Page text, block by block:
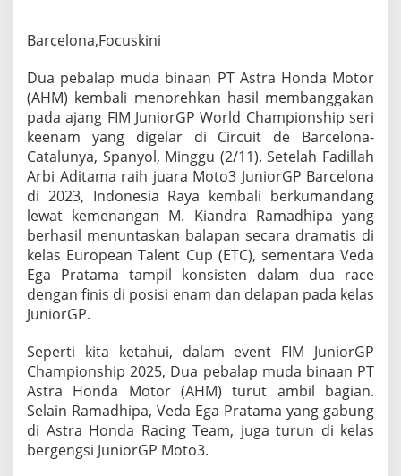
e
e
s
a
t
K
e
n
c
a
n
g
d
i
B
a
e
l
o
n
C
i
p
Barcelona,Focuskini
Dua pebalap muda binaan PT Astra Honda Motor
(AHM) kembali menorehkan hasil membanggakan
pada ajang FIM JuniorGP World Championship seri
keenam yang digelar di Circuit de Barcelona-
Catalunya, Spanyol, Minggu (2/11). Setelah Fadillah
Arbi Aditama raih juara Moto3 JuniorGP Barcelona
di 2023, Indonesia Raya kembali berkumandang
lewat kemenangan M. Kiandra Ramadhipa yang
berhasil menuntaskan balapan secara dramatis di
kelas European Talent Cup (ETC), sementara Veda
Ega Pratama tampil konsisten dalam dua race
dengan finis di posisi enam dan delapan pada kelas
JuniorGP.
Seperti kita ketahui, dalam event FIM JuniorGP
Championship 2025, Dua pebalap muda binaan PT
Astra Honda Motor (AHM) turut ambil bagian.
Selain Ramadhipa, Veda Ega Pratama yang gabung
di Astra Honda Racing Team, juga turun di kelas
bergengsi JuniorGP Moto3.